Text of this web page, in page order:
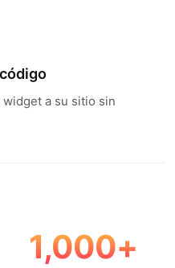
a su sitio sin
1,000+